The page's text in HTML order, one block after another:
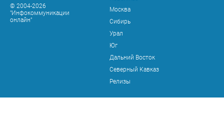
© 2004-2026
"Инфокоммуникации
онлайн"
Москва
Сибирь
Урал
Юг
Дальний Восток
Северный Кавказ
Релизы